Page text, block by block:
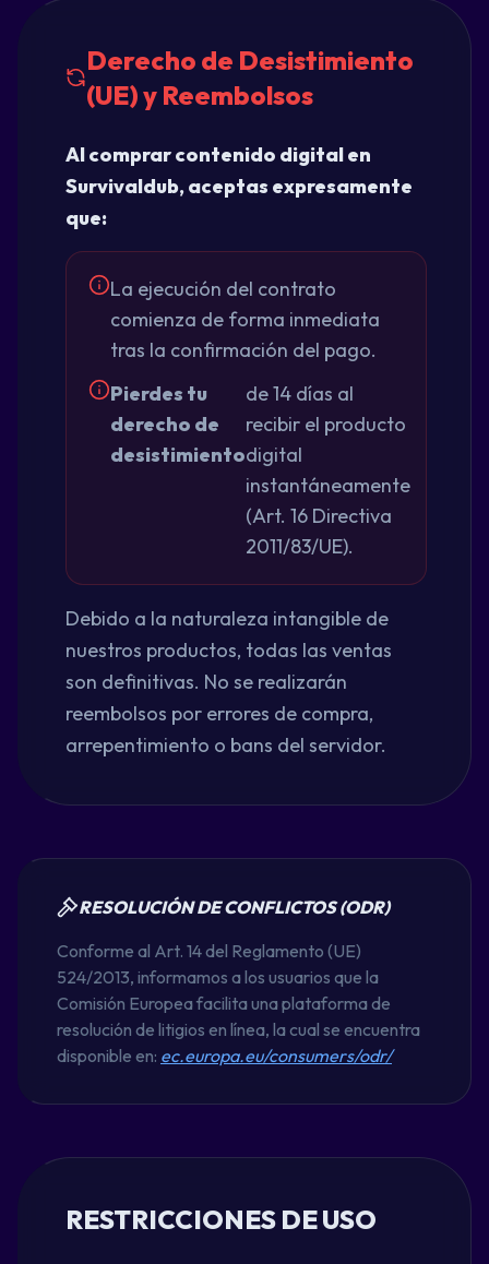
Derecho de Desistimiento
(UE) y Reembolsos
Al comprar contenido digital en
Survivaldub, aceptas expresamente
que:
La ejecución del contrato
comienza de forma inmediata
tras la confirmación del pago.
Pierdes tu
derecho de
desistimiento
de 14 días al
recibir el producto
digital
instantáneamente
(Art. 16 Directiva
2011/83/UE).
Debido a la naturaleza intangible de
nuestros productos, todas las ventas
son definitivas. No se realizarán
reembolsos por errores de compra,
arrepentimiento o bans del servidor.
RESOLUCIÓN DE CONFLICTOS (ODR)
Conforme al Art. 14 del Reglamento (UE)
524/2013, informamos a los usuarios que la
Comisión Europea facilita una plataforma de
resolución de litigios en línea, la cual se encuentra
disponible en: ec.europa.eu/consumers/odr/
RESTRICCIONES DE USO